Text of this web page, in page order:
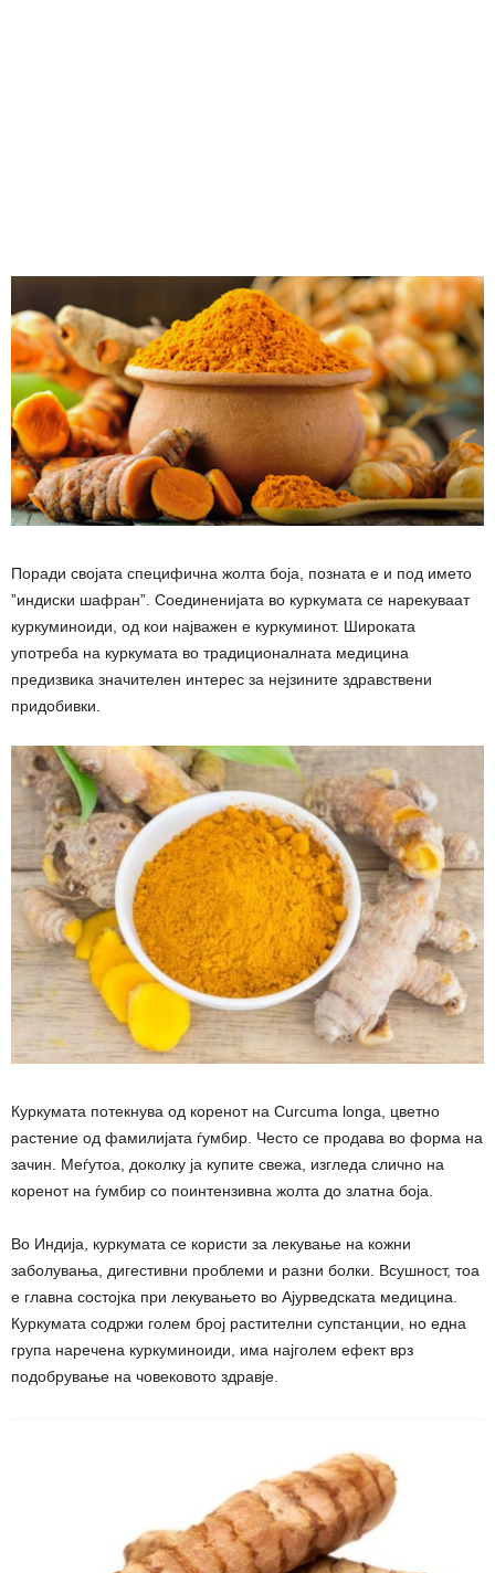
Поради својата специфична жолта боја, позната е и под името
”индиски шафран”. Соединенијата во куркумата се нарекуваат
куркуминоиди, од кои најважен е куркуминот. Широката
употреба на куркумата во традиционалната медицина
предизвика значителен интерес за нејзините здравствени
придобивки.
Куркумата потекнува од коренот на Curcuma longa, цветно
растение од фамилијата ѓумбир. Често се продава во форма на
зачин. Меѓутоа, доколку ја купите свежа, изгледа слично на
коренот на ѓумбир со поинтензивна жолта до златна боја.
Во Индија, куркумата се користи за лекување на кожни
заболувања, дигестивни проблеми и разни болки. Всушност, тоа
е главна состојка при лекувањето во Ајурведската медицина.
Куркумата содржи голем број растителни супстанции, но една
група наречена куркуминоиди, има најголем ефект врз
подобрување на човековото здравје.